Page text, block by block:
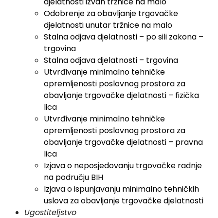
Odobrenje za obavljanje trgovačke
djelatnosti unutar tržnice na malo
Stalna odjava djelatnosti – po sili zakona –
trgovina
Stalna odjava djelatnosti – trgovina
Utvrđivanje minimalno tehničke
opremljenosti poslovnog prostora za
obavljanje trgovačke djelatnosti – fizička
lica
Utvrđivanje minimalno tehničke
opremljenosti poslovnog prostora za
obavljanje trgovačke djelatnosti – pravna
lica
Izjava o neposjedovanju trgovačke radnje
na području BIH
Izjava o ispunjavanju minimalno tehničkih
uslova za obavljanje trgovačke djelatnosti
Ugostiteljstvo